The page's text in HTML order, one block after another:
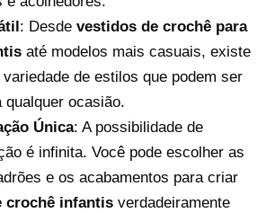
: Desde vestidos de crochê para
até modelos mais casuais, existe
variedade de estilos que podem ser
qualquer ocasião.
Única: A possibilidade de
é infinita. Você pode escolher as
e os acabamentos para criar
crochê infantisverdadeiramente